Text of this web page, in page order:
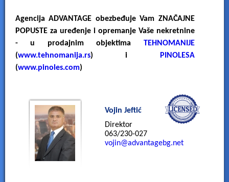
Agencija ADVANTAGE obezbeđuje Vam ZNAČAJNE
POPUSTE za uređenje i opremanje Vaše nekretnine
- u prodajnim objektima TEHNOMANIJE
(www.tehnomanija.rs) i
PINOLESA
(www.pinoles.com)
Vojin Jeftić
Direktor
063/230-027
vojin@advantagebg.net